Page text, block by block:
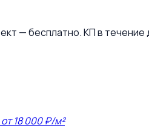
— бесплатно. КП в течение
от 18 000 ₽/м²